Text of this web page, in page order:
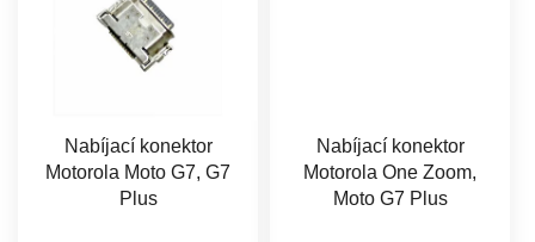
Nabíjací konektor
Motorola Moto G7, G7
Plus
Nabíjací konektor
Motorola One Zoom,
Moto G7 Plus